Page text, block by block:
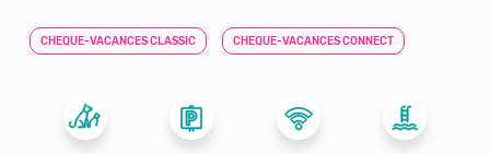
CHEQUE-VACANCES CLASSIC CHEQUE-VACANCES CONNECT